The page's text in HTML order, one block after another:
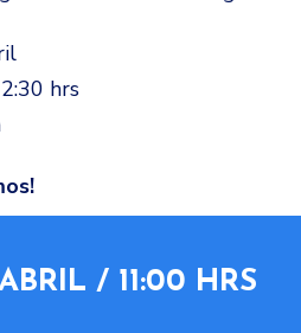
hrs
/ 11:00 HRS